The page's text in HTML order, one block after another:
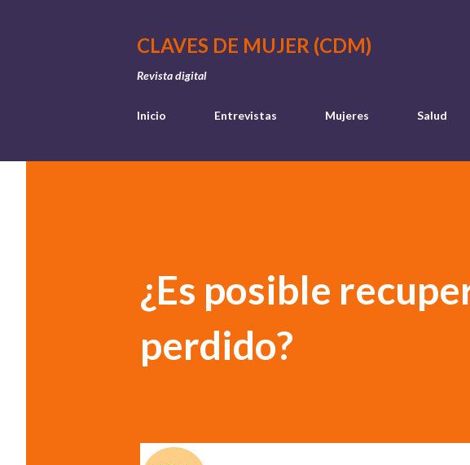
CLAVES DE MUJER (CDM)
Revista digital
Inicio Entrevistas Mujeres Salud
¿Es posible
perdido?